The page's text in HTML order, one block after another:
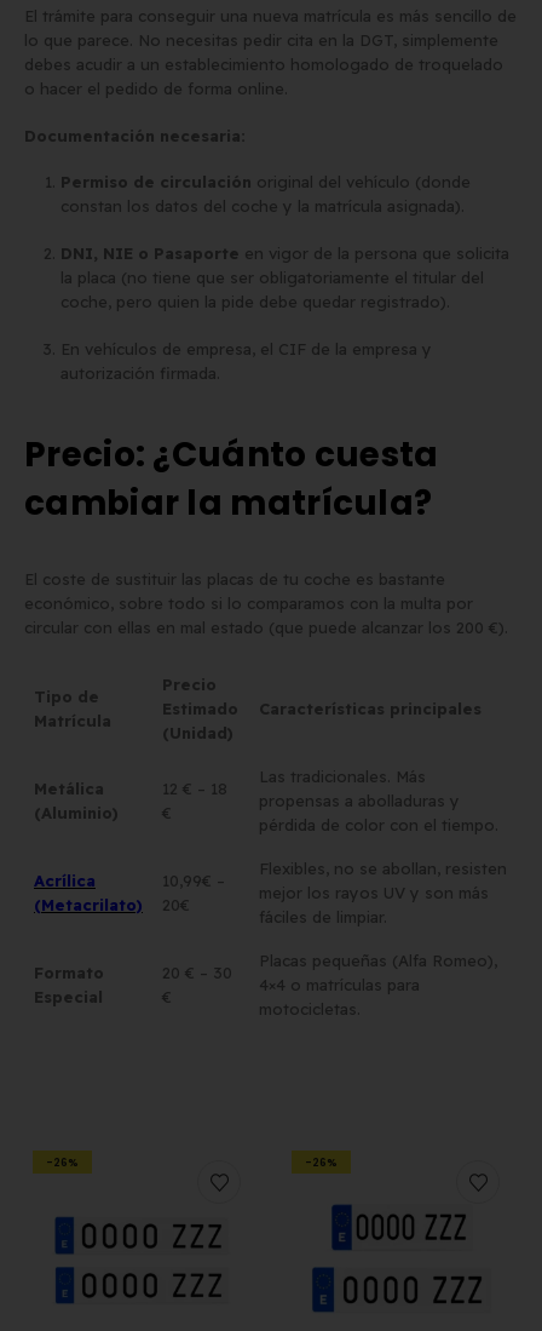
El trámite para conseguir una nueva matrícula es más sencillo de
lo que parece. No necesitas pedir cita en la DGT, simplemente
debes acudir a un establecimiento homologado de troquelado
o hacer el pedido de forma online.
Documentación necesaria:
Permiso de circulación original del vehículo (donde
constan los datos del coche y la matrícula asignada).
DNI, NIE o Pasaporte en vigor de la persona que solicita
la placa (no tiene que ser obligatoriamente el titular del
coche, pero quien la pide debe quedar registrado).
En vehículos de empresa, el CIF de la empresa y
autorización firmada.
Precio: ¿Cuánto cuesta
cambiar la matrícula?
El coste de sustituir las placas de tu coche es bastante
económico, sobre todo si lo comparamos con la multa por
circular con ellas en mal estado (que puede alcanzar los 200 €).
Tipo de
Matrícula
Precio
Estimado
(Unidad)
Características principales
Metálica
(Aluminio)
12 € – 18
€
Las tradicionales. Más
propensas a abolladuras y
pérdida de color con el tiempo.
Acrílica
(Metacrilato)
10,99€ –
20€
Flexibles, no se abollan, resisten
mejor los rayos UV y son más
fáciles de limpiar.
Formato
Especial
20 € – 30
€
Placas pequeñas (Alfa Romeo),
4×4 o matrículas para
motocicletas.
-26% -26%